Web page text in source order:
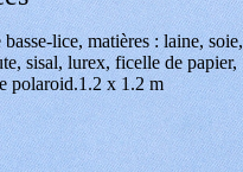
basse-lice, matières : laine, soie,
sisal, lurex, ficelle de papier,
polaroid.1.2 x 1.2 m